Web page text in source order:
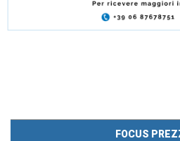
FOCUS